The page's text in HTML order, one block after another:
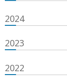
2024
2023
2022